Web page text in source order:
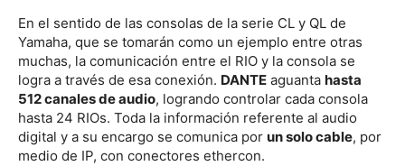
En el sentido de las consolas de la serie CL y QL de
Yamaha, que se tomarán como un ejemplo entre otras
muchas, la comunicación entre el RIO y la consola se
logra a través de esa conexión. DANTE aguanta hasta
512 canales de audio, logrando controlar cada consola
hasta 24 RIOs. Toda la información referente al audio
digital y a su encargo se comunica por un solo cable, por
medio de IP, con conectores ethercon.